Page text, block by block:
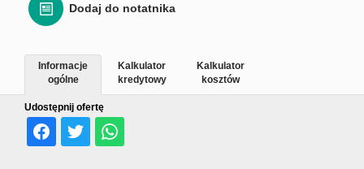
Dodaj do notatnika
Udostępnij ofertę
Informacje
ogólne
Kalkulator
kredytowy
Kalkulator
kosztów